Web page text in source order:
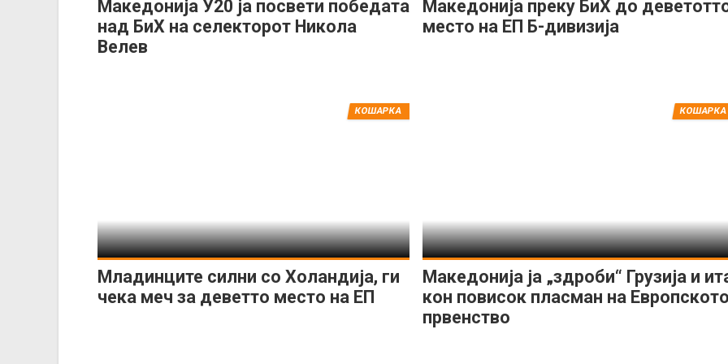
Македонија У20 ја посвети победата
над БиХ на селекторот Никола
Велев
Македонија преку БиХ до
место на ЕП Б-дивизија
Младинците силни со Холандија, ги
чека меч за деветто место на ЕП
КОШАРКА
Македонија ја „здроби“ Грузија и
кон повисок пласман на Европското
првенство
КОШАРКА